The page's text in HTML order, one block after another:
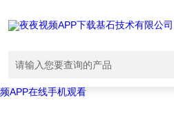
/www/wwwroot/T1.COM/func.phpon
file_put_contents(./cachefile_yuan/
failed to open stream: No such file or
/www/wwwroot/T1.COM/func.php
夜夜视频APP下载,夜夜爽视频APP看片,
频APP在线手机观看